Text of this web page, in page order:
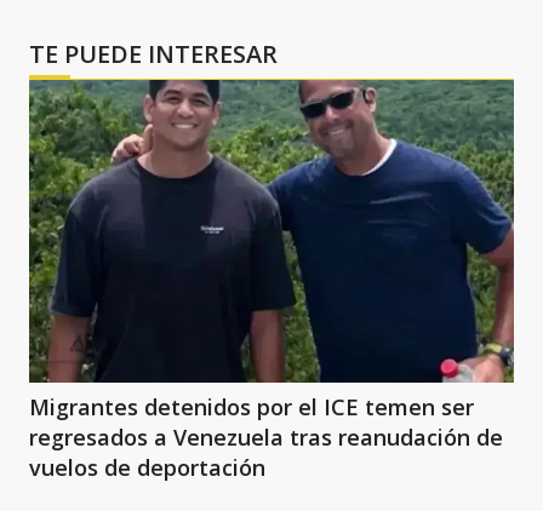
TE PUEDE INTERESAR
Migrantes detenidos por el ICE temen ser
regresados a Venezuela tras reanudación de
vuelos de deportación